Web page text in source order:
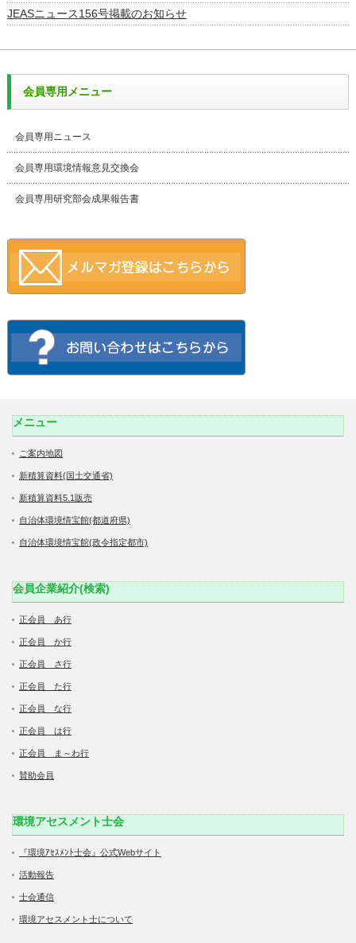
JEASニュース156号掲載のお知らせ
会員専用メニュー
会員専用ニュース
会員専用環境情報意見交換会
会員専用研究部会成果報告書
メニュー
ご案内地図
新積算資料(国土交通省)
新積算資料5.1販売
自治体環境情宝館(都道府県)
自治体環境情宝館(政令指定都市)
会員企業紹介(検索)
正会員 あ行
正会員 か行
正会員 さ行
正会員 た行
正会員 な行
正会員 は行
正会員 ま～わ行
賛助会員
環境アセスメント士会
『環境ｱｾｽﾒﾝﾄ士会』公式Webサイト
活動報告
士会通信
環境アセスメント士について